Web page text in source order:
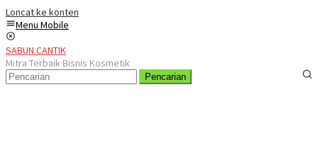
Loncat ke konten
Menu Mobile
SABUN CANTIK
Mitra Terbaik Bisnis Kosmetik
Pencarian